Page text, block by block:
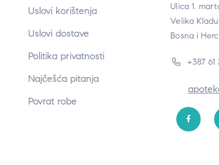
Uslovi korištenja
Uslovi dostave
Politika privatnosti
Najčešća pitanja
Povrat robe
Ulica 1.
Velika
Bosna i
+387 61